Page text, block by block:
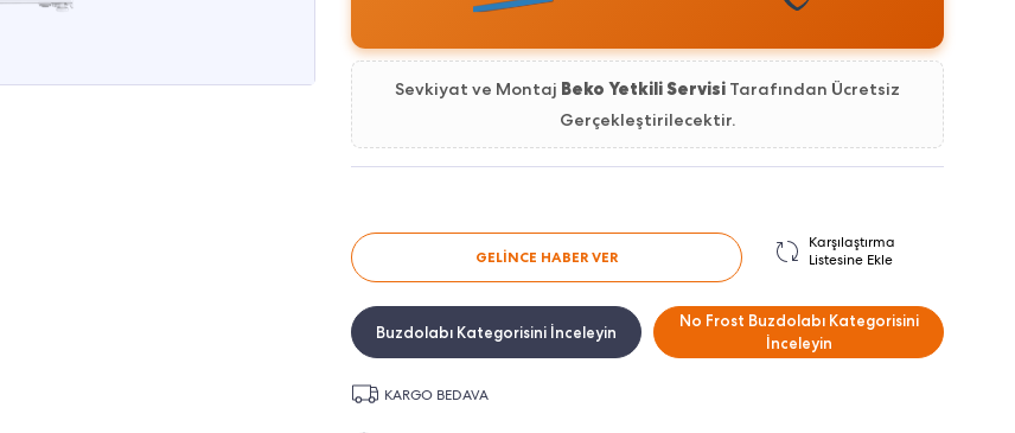
Sevkiyat ve Montaj Beko Yetkili Servisi Tarafından Ücretsiz
Gerçekleştirilecektir.
GELİNCE HABER VER
Karşılaştırma
Listesine Ekle
Buzdolabı Kategorisini İnceleyin
No Frost Buzdolabı Kategorisini
İnceleyin
KARGO BEDAVA